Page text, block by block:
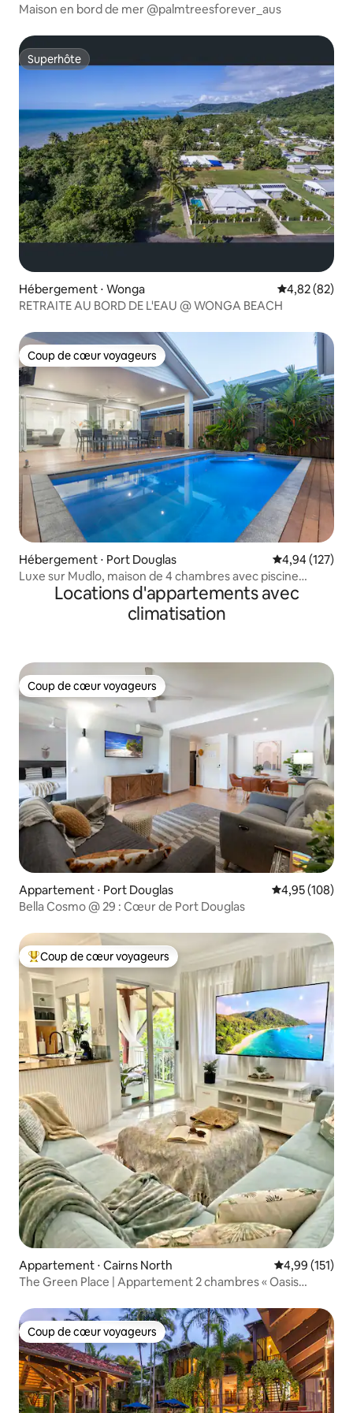
Maison en bord de mer @palmtreesforever_aus
Superhôte
Superhôte
Hébergement ⋅ Wonga Évaluation
4,82 (82)
RETRAITE AU BORD DE L'EAU @ WONGA BEACH
Coup de cœur voyageurs
Coup de cœur voyageurs
Hébergement ⋅ Port Douglas Évaluation
4,94 (127)
Luxe sur Mudlo, maison de 4 chambres avec piscine
chaufféeLocations d'appartements avec
climatisation
Coup de cœur voyageurs
Coup de cœur voyageurs
Appartement ⋅ Port Douglas Évaluation
4,95 (108)
Bella Cosmo @ 29 : Cœur de Port Douglas
Coups de cœur voyageurs les plus appréciés
Coup de cœur voyageurs
Appartement ⋅ Cairns North Évaluation
4,99 (151)
The Green Place | Appartement 2 chambres « Oasis
Coup de cœur voyageurs
Coup de cœur voyageurs